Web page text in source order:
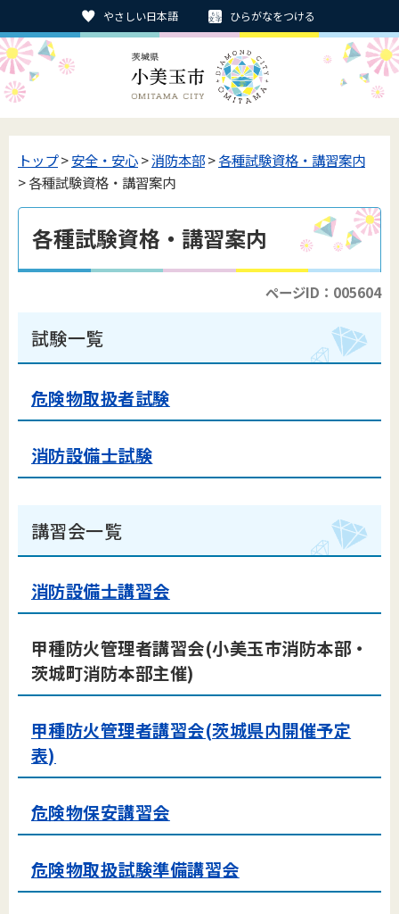
やさしい日本語 ひらがなをつける
トップ>安全・安心>消防本部>各種試験資格・講習案内
> 各種試験資格・講習案内
各種試験資格・講習案内
ページID：005604
試験一覧
危険物取扱者試験
消防設備士試験
講習会一覧
消防設備士講習会
甲種防火管理者講習会(小美玉市消防本部・
茨城町消防本部主催)
甲種防火管理者講習会(茨城県内開催予定
表)
危険物保安講習会
危険物取扱試験準備講習会